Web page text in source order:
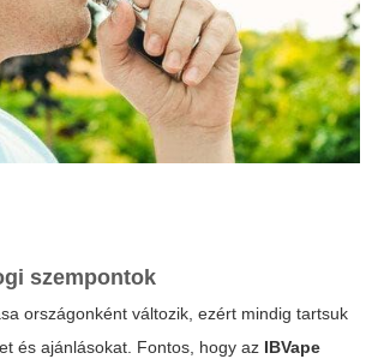
szempontok
országonként változik, ezért mindig tartsuk
és ajánlásokat. Fontos, hogy az IBVape